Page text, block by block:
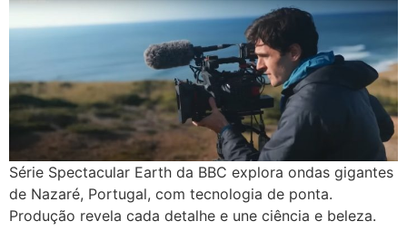
Série Spectacular Earth da BBC explora ondas gigantes
de Nazaré, Portugal, com tecnologia de ponta.
Produção revela cada detalhe e une ciência e beleza.